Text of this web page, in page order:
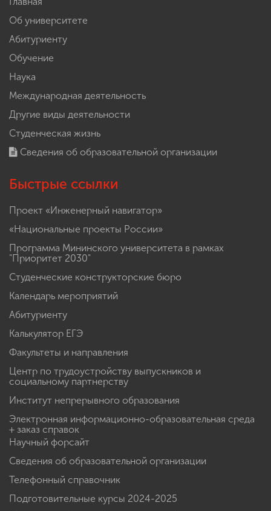
Об университете
Абитуриенту
Обучение
Наука
Международная деятельность
Другие виды деятельности
Студенческая жизнь
Сведения об образовательной организации
Быстрые ссылки
Проект «Инженерный навигатор»
«Национальные проекты России»
Программа Мининского университета в рамках
"Приоритет 2030"
Студенческие конструкторские бюро
Календарь мероприятий
Абитуриенту
Калькулятор ЕГЭ
Факультеты и направления
Центр по трудоустройству выпускников и
социальному партнерству
Институт непрерывного образования
Электронная информационно-образовательная среда
+ заказ справок
Научный форсайт
Сведения об образовательной организации
Телефонный справочник
Подготовительные курсы 2024-2025